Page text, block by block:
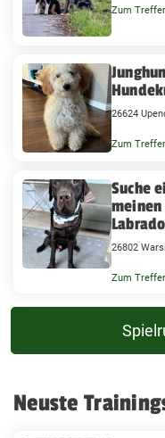
Zum
26624
Zum
Suche
26802
Zum
Neuste